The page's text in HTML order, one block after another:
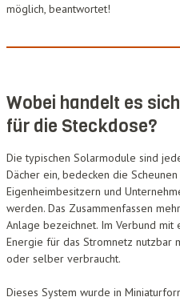
möglich, beantwortet!
Wobei handelt es
für die Steckdose?
Die typischen Solarmodule sind
Dächer ein, bedecken die
Eigenheimbesitzern und
werden. Das Zusammenfassen
Anlage bezeichnet. Im Verbund mit
Energie für das Stromnetz nutzbar
oder selber verbraucht.
Dieses System wurde in